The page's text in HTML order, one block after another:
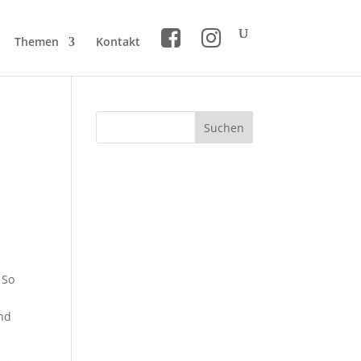
Themen Kontakt